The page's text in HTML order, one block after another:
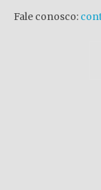
Fale conosco: